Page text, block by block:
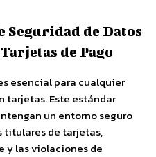
Seguridad de Datos
de Pago
esencial para cualquier
tarjetas. Este estándar
un entorno seguro
titulares de tarjetas,
y las violaciones de